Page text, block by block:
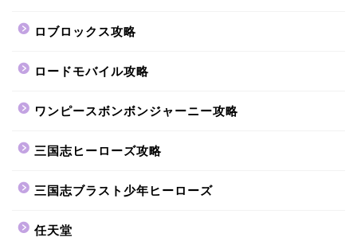
ロブロックス攻略
ロードモバイル攻略
ワンピースボンボンジャーニー攻略
三国志ヒーローズ攻略
三国志ブラスト少年ヒーローズ
任天堂